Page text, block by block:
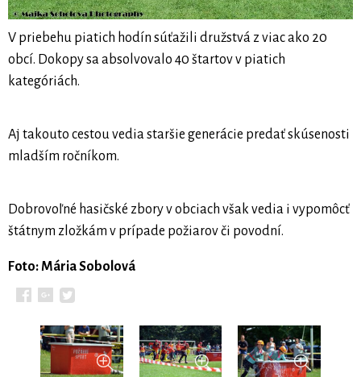
V priebehu piatich hodín súťažili družstvá z viac ako 20
obcí. Dokopy sa absolvovalo 40 štartov v piatich
kategóriách.
Aj takouto cestou vedia staršie generácie predať skúsenosti
mladším ročníkom.
Dobrovoľné hasičské zbory v obciach však vedia i vypomôcť
štátnym zložkám v prípade požiarov či povodní.
Foto: Mária Sobolová